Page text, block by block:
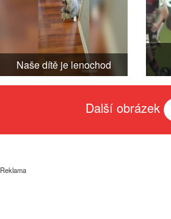
Naše dítě je lenochod
Další obrázek
Reklama